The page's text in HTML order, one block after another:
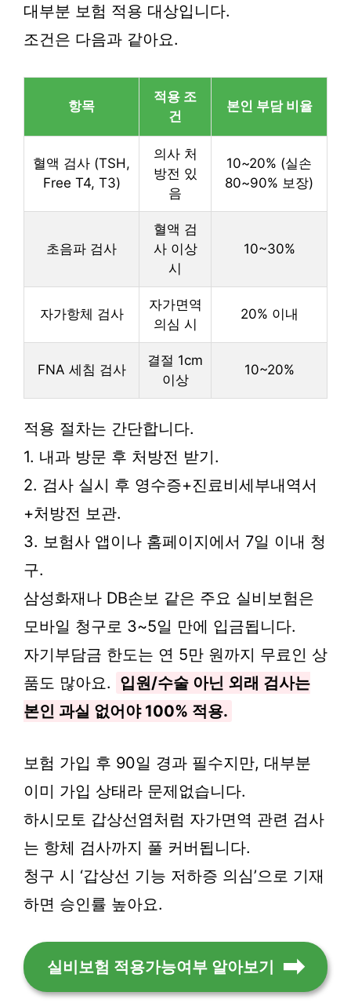
대부분 보험 적용 대상입니다.
조건은 다음과 같아요.
항목
적용 조
건
본인 부담 비율
혈액 검사 (TSH,
Free T4, T3)
의사 처
방전 있
음
10~20% (실손
80~90% 보장)
초음파 검사
혈액 검
사 이상
시
10~30%
자가항체 검사
자가면역
의심 시
20% 이내
FNA 세침 검사
결절 1cm
이상
10~20%
적용 절차는 간단합니다.
1. 내과 방문 후 처방전 받기.
2. 검사 실시 후 영수증+진료비세부내역서
+처방전 보관.
3. 보험사 앱이나 홈페이지에서 7일 이내 청
구.
삼성화재나 DB손보 같은 주요 실비보험은
모바일 청구로 3~5일 만에 입금됩니다.
자기부담금 한도는 연 5만 원까지 무료인 상
품도 많아요. 입원/수술 아닌 외래 검사는
본인 과실 없어야 100% 적용.
보험 가입 후 90일 경과 필수지만, 대부분
이미 가입 상태라 문제없습니다.
하시모토 갑상선염처럼 자가면역 관련 검사
는 항체 검사까지 풀 커버됩니다.
청구 시 ‘갑상선 기능 저하증 의심’으로 기재
하면 승인률 높아요.
실비보험 적용가능여부 알아보기